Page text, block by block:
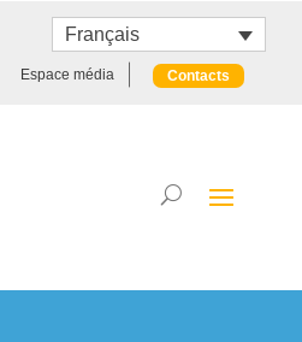
Français
Espace média Contacts